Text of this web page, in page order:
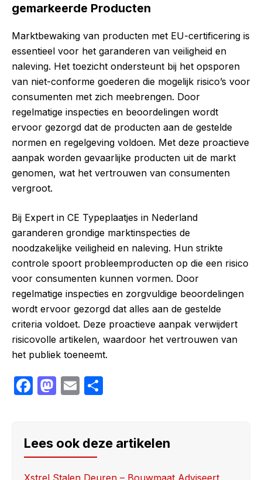
gemarkeerde Producten
Marktbewaking van producten met EU-certificering is
essentieel voor het garanderen van veiligheid en
naleving. Het toezicht ondersteunt bij het opsporen
van niet-conforme goederen die mogelijk risico’s voor
consumenten met zich meebrengen. Door
regelmatige inspecties en beoordelingen wordt
ervoor gezorgd dat de producten aan de gestelde
normen en regelgeving voldoen. Met deze proactieve
aanpak worden gevaarlijke producten uit de markt
genomen, wat het vertrouwen van consumenten
vergroot.
Bij Expert in CE Typeplaatjes in Nederland
garanderen grondige marktinspecties de
noodzakelijke veiligheid en naleving. Hun strikte
controle spoort probleemproducten op die een risico
voor consumenten kunnen vormen. Door
regelmatige inspecties en zorgvuldige beoordelingen
wordt ervoor gezorgd dat alles aan de gestelde
criteria voldoet. Deze proactieve aanpak verwijdert
risicovolle artikelen, waardoor het vertrouwen van
het publiek toeneemt.
F
e
b
M
o
d
E
e
Lees ook deze artikelen
Xstrel Stalen Deuren – Bouwmaat Adviseert